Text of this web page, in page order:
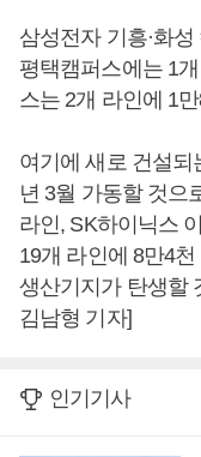
삼성전자 기흥·화
평택캠퍼스에는 1
스는 2개 라인에 1
여기에 새로 건설되
년 3월 가동할 것으
라인, SK하이닉스
19개 라인에 8만4
생산기지가 탄생할
김남형 기자]
인기기사